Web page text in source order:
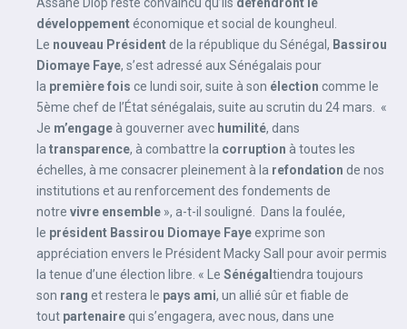
Assane Diop reste convaincu qu’ils défendront le
développementéconomique et social de koungheul.
Le nouveau Président de la république du Sénégal, Bassirou
Diomaye Faye, s’est adressé aux Sénégalais pour
la première fois ce lundi soir, suite à son élection comme le
5ème chef de l’État sénégalais, suite au scrutin du 24 mars. «
Je m’engage à gouverner avec humilité, dans
la transparence, à combattre la corruption à toutes les
échelles, à me consacrer pleinement à la refondation de nos
institutions et au renforcement des fondements de
notre vivre ensemble », a-t-il souligné. Dans la foulée,
le président Bassirou Diomaye Fayeexprime son
appréciation envers le Président Macky Sall pour avoir permis
la tenue d’une élection libre. « Le Sénégal tiendra toujours
son rang et restera le pays ami, un allié sûr et fiable de
tout partenaire qui s’engagera, avec nous, dans une